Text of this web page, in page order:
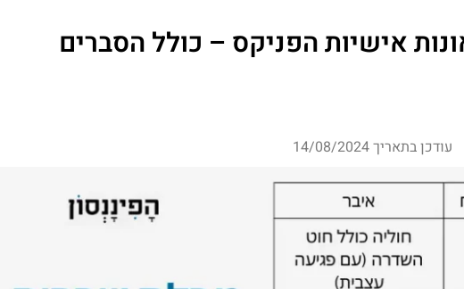
אישיות הפניקס – כולל הסברים
עודכן בתאריך 14/08/2024